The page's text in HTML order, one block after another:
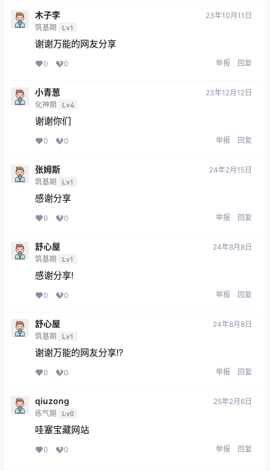
木子李
筑基期 Lv1
23年10月11日
谢谢万能的网友分享
0 0 举报 回复
小青葱
化神期 Lv4
23年12月12日
谢谢你们
0 0 举报 回复
张姆斯
筑基期 Lv1
24年2月15日
感谢分享
0 0 举报 回复
舒心屋
筑基期 Lv1
24年8月8日
感谢分享!
0 0 举报 回复
舒心屋
筑基期 Lv1
24年8月8日
谢谢万能的网友分享!?
0 0 举报 回复
qiuzong
练气期 Lv0
25年2月6日
哇塞宝藏网站
0 0 举报 回复